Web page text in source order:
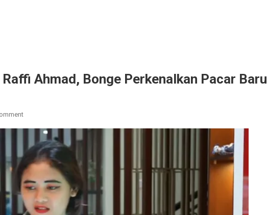
Ahmad, Bonge Perkenalkan Pacar Baru
On
Rumah
Raffi
Ahmad,
Bonge
Perkenalkan
Pacar